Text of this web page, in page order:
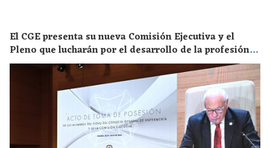
El CGE presenta su nueva Comisión Ejecutiva y el
Pleno que lucharán por el desarrollo de la profesión
en los próximos años